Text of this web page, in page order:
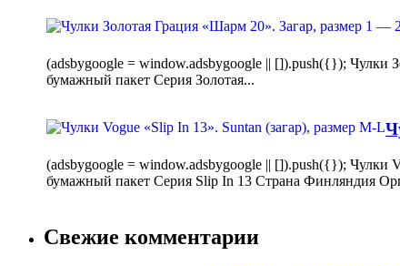
(adsbygoogle = window.adsbygoogle || []).push({}); Чулки
бумажный пакет Серия Золотая...
(adsbygoogle = window.adsbygoogle || []).push({}); Чулки
бумажный пакет Серия Slip In 13 Страна Финляндия
Свежие комментарии